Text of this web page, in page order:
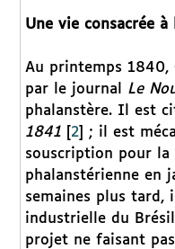
Une vie consacrée
Au printemps 1840,
par le journal Le
phalanstère. Il est
1841[ 2]
; il est
souscription pour la
phalanstérienne en
semaines plus tard,
industrielle du
projet ne faisant